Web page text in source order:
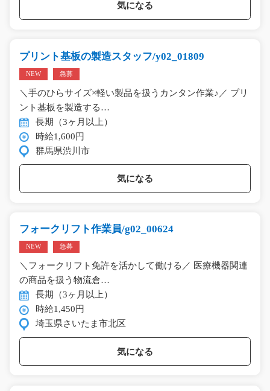
気になる
プリント基板の製造スタッフ/y02_01809
NEW 急募
＼手のひらサイズ×軽い製品を扱うカンタン作業♪／ プリ
ント基板を製造する…
長期（3ヶ月以上）
時給1,600円
群馬県渋川市
気になる
フォークリフト作業員/g02_00624
NEW 急募
＼フォークリフト免許を活かして働ける／ 医療機器関連
の商品を扱う物流倉…
長期（3ヶ月以上）
時給1,450円
埼玉県さいたま市北区
気になる